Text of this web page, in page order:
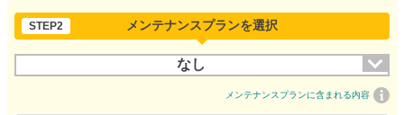
STEP2 メンテナンスプランを選択
なし
メンテナンスプランに含まれる内容